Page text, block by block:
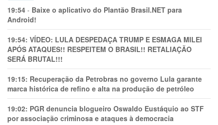
19:54 - Baixe o aplicativo do Plantão Brasil.NET para
Android!
19:54: VÍDEO: LULA DESPEDAÇA TRUMP E ESMAGA MILEI
APÓS ATAQUES!! RESPEITEM O BRASIL!! RETALIAÇÃO
SERÁ BRUTAL!!!
19:15: Recuperação da Petrobras no governo Lula garante
marca histórica de refino e alta na produção de petróleo
19:02: PGR denuncia blogueiro Oswaldo Eustáquio ao STF
por associação criminosa e ataques à democracia